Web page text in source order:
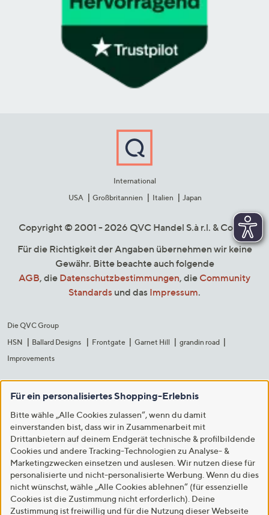
International
USA
Großbritannien Italien Japan
Copyright © 2001 - 2026 QVC Handel S.à r.l. & Co. KG
Für die Richtigkeit der Angaben übernehmen wir keine
Gewähr. Bitte beachte auch folgende
AGB, die Datenschutzbestimmungen, die Community
Standards und das Impressum.
Die QVC Group
HSN
Ballard Designs Frontgate Garnet Hill
grandin road
Improvements
Für ein personalisiertes Shopping-Erlebnis
Bitte wähle „Alle Cookies zulassen“, wenn du damit
einverstanden bist, dass wir in Zusammenarbeit mit
Drittanbietern auf deinem Endgerät technische & profilbildende
Cookies und andere Tracking-Technologien zu Analyse- &
Marketingzwecken einsetzen und auslesen. Wir nutzen diese für
personalisierte und nicht-personalisierte Werbung. Wenn du dies
nicht wünschst, wähle „Alle Cookies ablehnen“ (für essenzielle
Cookies ist die Zustimmung nicht erforderlich). Deine
Zustimmung ist freiwillig und für die Nutzung dieser Webseite